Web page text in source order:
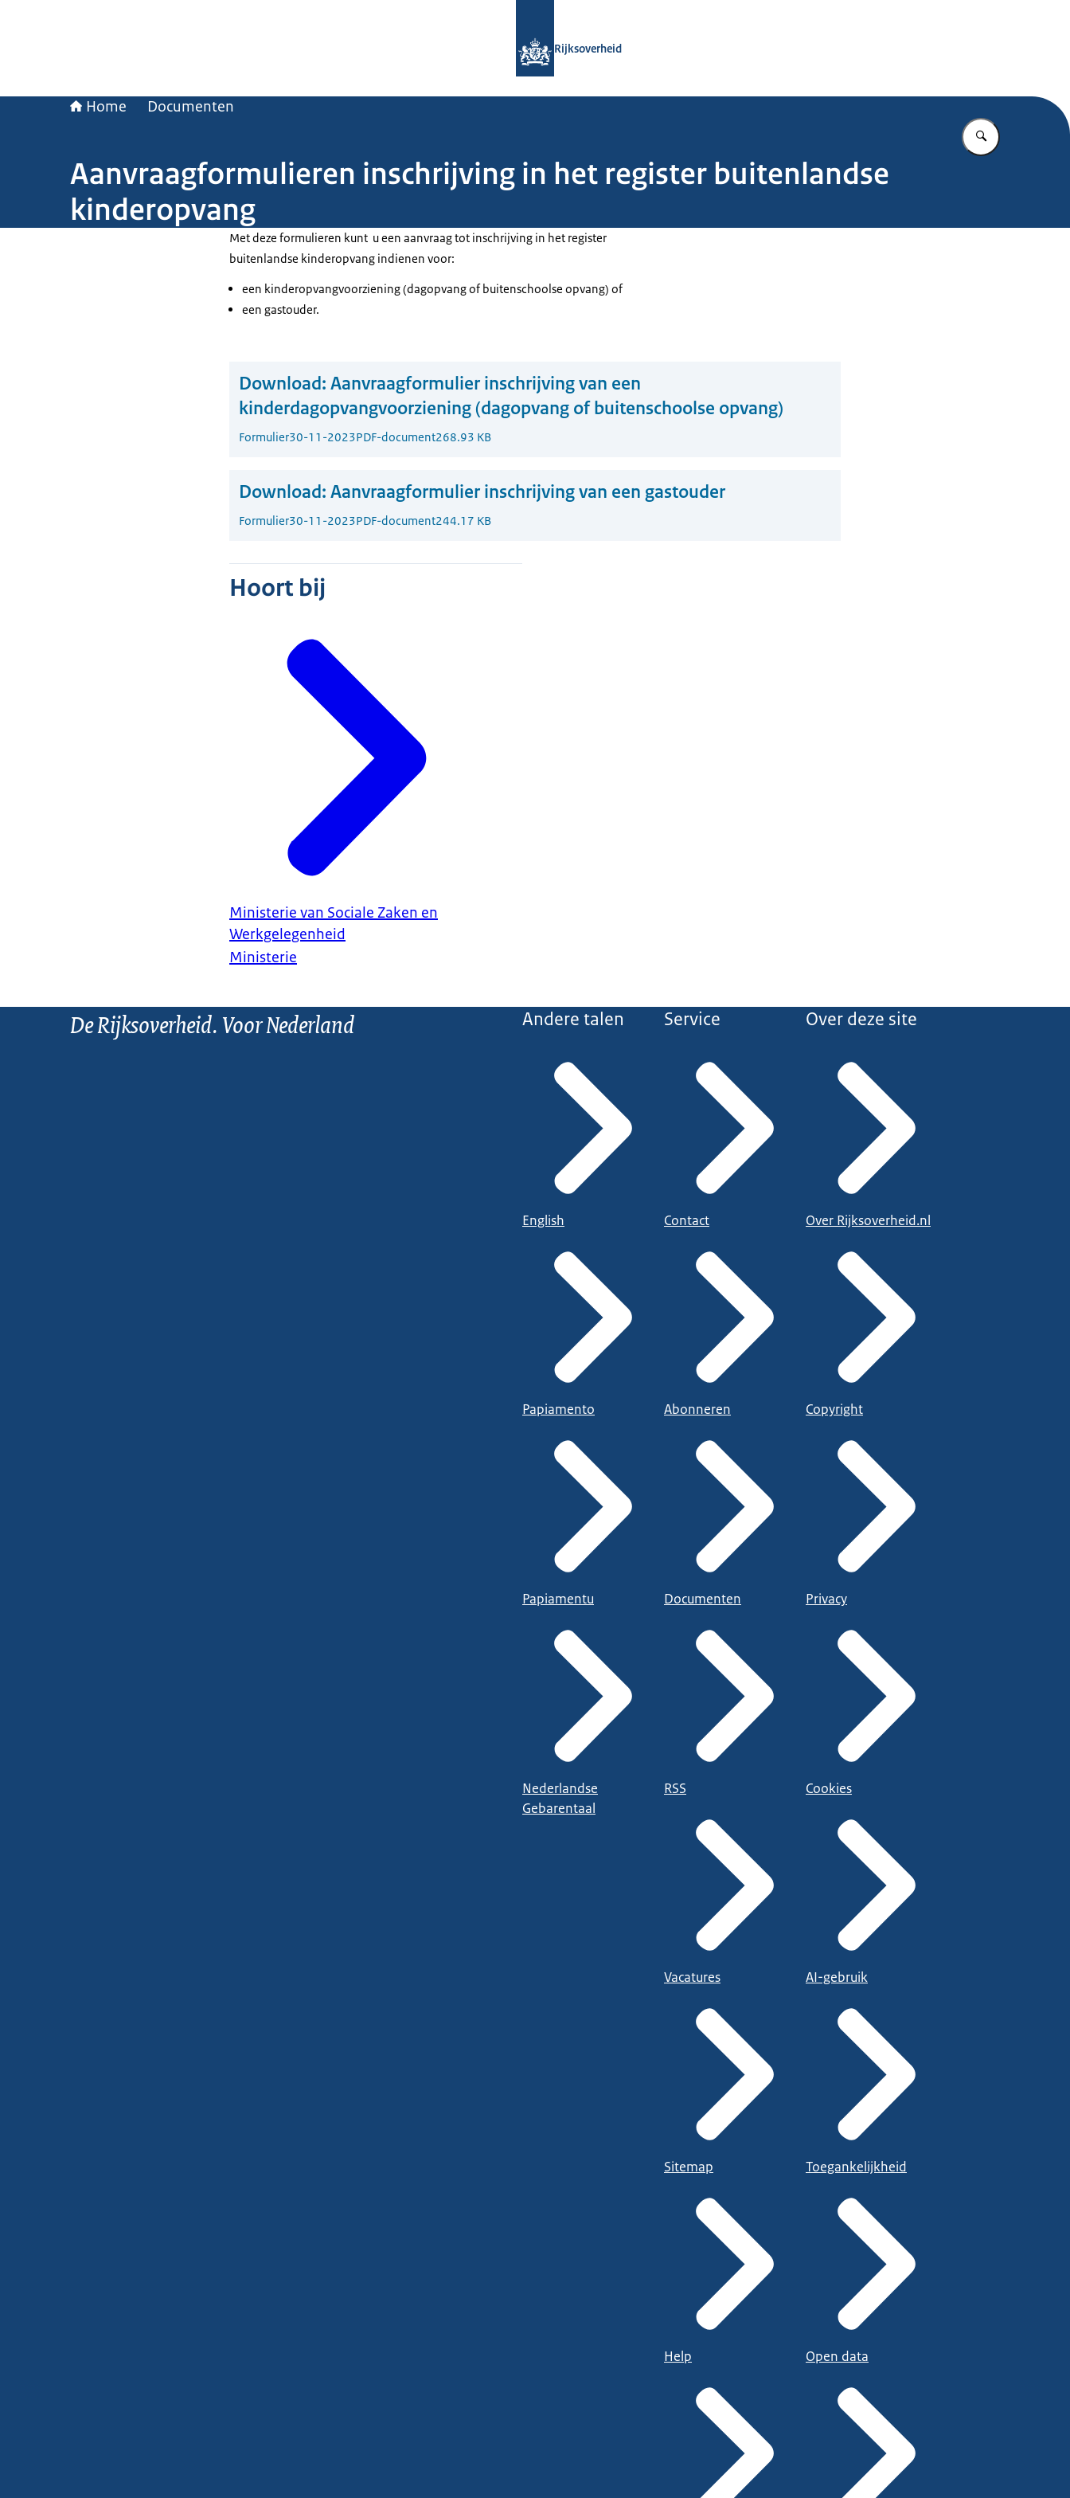
Rijksoverheid
Home Documenten
Vul in wat u
Aanvraagformulieren inschrijving in het register buitenlandse
kinderopvang
Met deze formulieren kunt u een aanvraag tot inschrijving in het register
buitenlandse kinderopvang indienen voor:
een kinderopvangvoorziening (dagopvang of buitenschoolse opvang) of
een gastouder.
Download: Aanvraagformulier inschrijving van een
kinderdagopvangvoorziening (dagopvang of buitenschoolse opvang)
Formulier30-11-2023PDF-document268.93 KB
Download: Aanvraagformulier inschrijving van een gastouder
Formulier30-11-2023PDF-document244.17 KB
Hoort bij
Ministerie van Sociale Zaken en
Werkgelegenheid
Ministerie
De Rijksoverheid. Voor Nederland Andere talen
English
Papiamento
Papiamentu
Nederlandse
Gebarentaal
Service
Contact
Abonneren
Documenten
RSS
Vacatures
Sitemap
Help
Over deze site
Over Rijksoverheid.nl
Copyright
Privacy
Cookies
AI-gebruik
Toegankelijkheid
Open data